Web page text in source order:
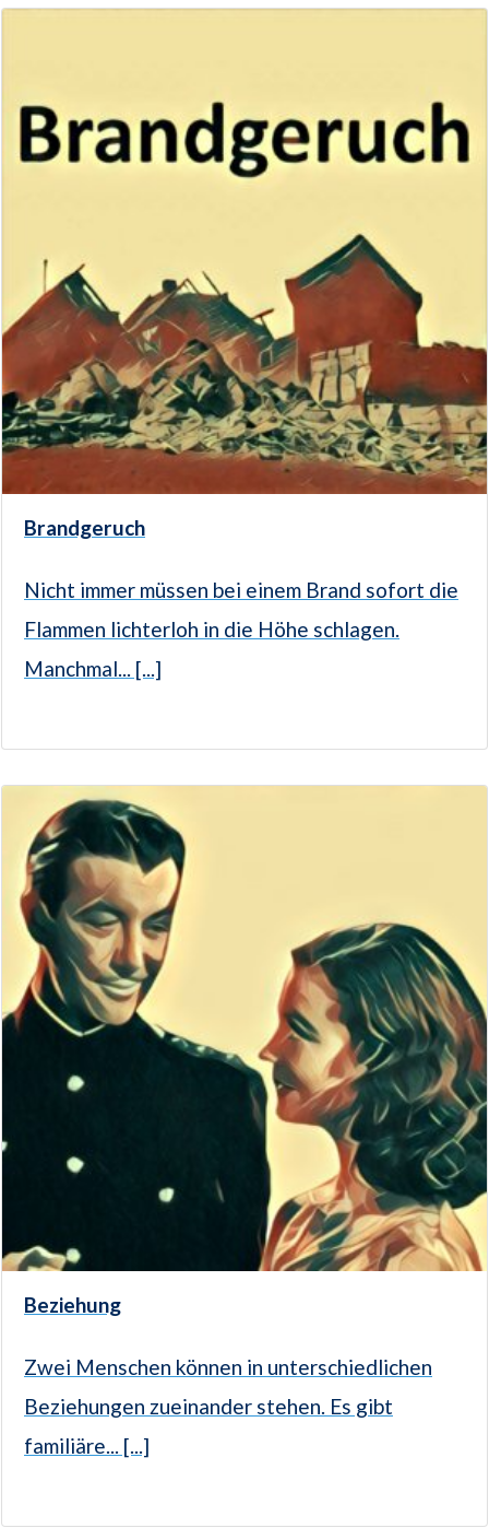
Brandgeruch
Nicht immer müssen bei einem Brand sofort die
Flammen lichterloh in die Höhe schlagen.
Manchmal... [...]
Beziehung
Zwei Menschen können in unterschiedlichen
Beziehungen zueinander stehen. Es gibt
familiäre... [...]